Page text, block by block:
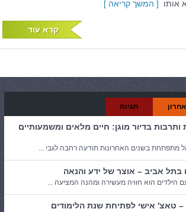
אותו [ המשך קריאה ]
קרא עוד
אחרון תגיות
ותרבות בדיור מוגן: חיים מלאים ומשמעותיים
מתפתחת בשנים האחרונות תודעה רחבה לגבי ...
בתל אביב – אוצר של ידע והנאה
עם הילדים הוא חוויה מעשירה ומהנה המציעה ...
– טאצ' אישי לפתיחת שנת הלימודים